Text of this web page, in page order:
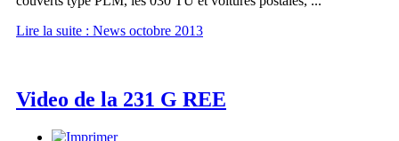
Lire la suite : News octobre 2013
Video de la 231 G REE